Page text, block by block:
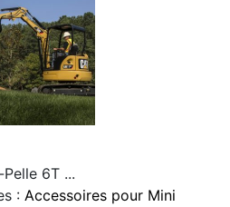
6T ...
: Accessoires pour Mini